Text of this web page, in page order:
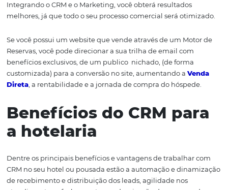
O CRM junto com o
marketing
O marketing é uma das áreas prioritárias e vem se
cada vez mais relevante e ganhado força no setor
marketing digital, possuem forte influência para o
campanhas de marketing.
conjunto, para o crescimento de qualquer negócio, o
ajudar na geração de tráfego, leads e vendas do seu